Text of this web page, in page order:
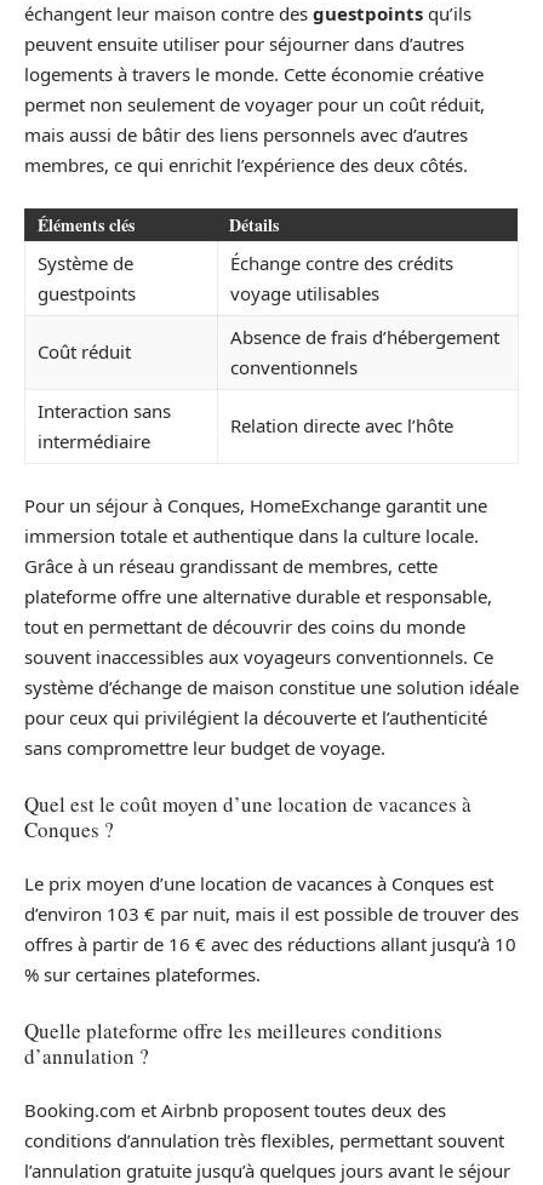
échangent leur maison contre des guestpoints qu’ils
peuvent ensuite utiliser pour séjourner dans d’autres
logements à travers le monde. Cette économie créative
permet non seulement de voyager pour un coût réduit,
mais aussi de bâtir des liens personnels avec d’autres
membres, ce qui enrichit l’expérience des deux côtés.
Éléments clés Détails
Système de
guestpoints
Échange contre des crédits
voyage utilisables
Coût réduit
Absence de frais d’hébergement
conventionnels
Interaction sans
intermédiaire
Relation directe avec l’hôte
Pour un séjour à Conques, HomeExchange garantit une
immersion totale et authentique dans la culture locale.
Grâce à un réseau grandissant de membres, cette
plateforme offre une alternative durable et responsable,
tout en permettant de découvrir des coins du monde
souvent inaccessibles aux voyageurs conventionnels. Ce
système d’échange de maison constitue une solution idéale
pour ceux qui privilégient la découverte et l’authenticité
sans compromettre leur budget de voyage.
Quel est le coût moyen d’une location de vacances à
Conques ?
Le prix moyen d’une location de vacances à Conques est
d’environ 103 € par nuit, mais il est possible de trouver des
offres à partir de 16 € avec des réductions allant jusqu’à 10
% sur certaines plateformes.
Quelle plateforme offre les meilleures conditions
d’annulation ?
Booking.com et Airbnb proposent toutes deux des
conditions d’annulation très flexibles, permettant souvent
l’annulation gratuite jusqu’à quelques jours avant le séjour